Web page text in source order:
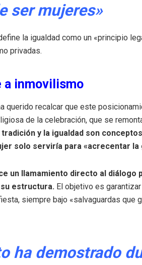
ser mujeres»
la igualdad como un «principio
privadas.
inmovilismo
querido recalcar que este
de la celebración, que se
y la igualdad son
solo serviría para «acrecentar
un llamamiento directo al diálogo
estructura. El objetivo es
siempre bajo «salvaguardas que
ha demostrado